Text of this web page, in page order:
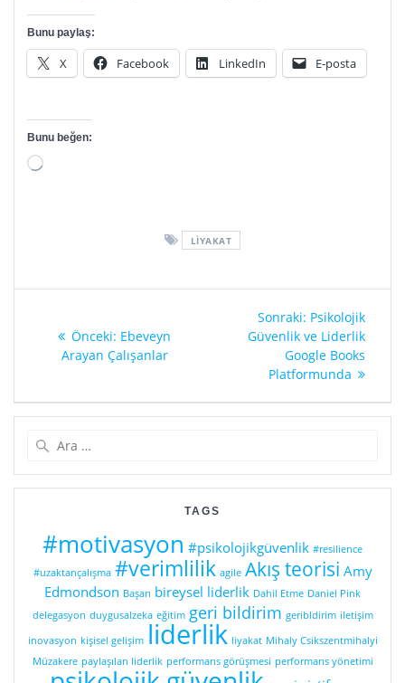
Bunu paylaş:
X Facebook LinkedIn E-posta
Bunu beğen:
Yükleniyor...
LIYAKAT
gezinmesi
Önceki: Önceki
yazı:
Ebeveyn
Arayan Çalışanlar
Sonraki: Sonraki
yazı:
Psikolojik
Güvenlik ve Liderlik
Google Books
Platformunda
TAGS
#motivasyon #psikolojikgüvenlik #resilience
#uzaktançalışma #verimlilik agile Akış teorisi Amy
Edmondson Başarı bireysel liderlik Dahil Etme Daniel Pink
delegasyon duygusalzeka eğitim geri bildirim geribldirim iletişim
inovasyon kişisel gelişim liderlik liyakat Mihaly Csikszentmihalyi
Müzakere paylaşılan liderlik performans görüşmesi performans yönetimi